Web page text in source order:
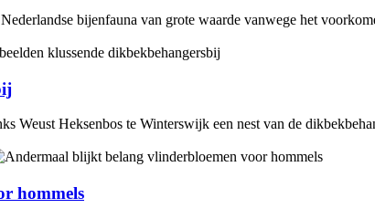
bijenfauna van grote waarde vanwege het
Heksenbos te Winterswijk een nest van de
hommels